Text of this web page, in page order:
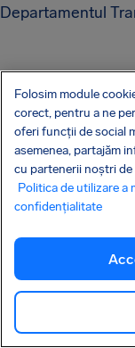
Departamentul
Pot solicita
pentru zbor
anulări?
Dacă compania
drept
aeriană trebuie,
transport de la și
a trebuit să
Folosim module
corect, pentru a ne
oferi funcții de social
asemenea, partajăm
cu partenerii noștri de
Politica de utilizare a
confidențialitate